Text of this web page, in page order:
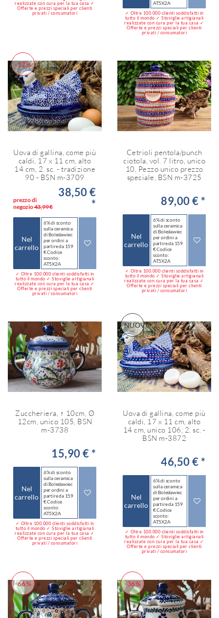
realizzate con cura per la tua casa ✓
Offerte e prezzi speciali per clienti
privati / consumatori
AT5X2A
✓ Oltre 100.000 clienti soddisfatti in
tutto il mondo ✓ Stoviglie artigianali
realizzate con cura per la tua casa ✓
Offerte e prezzi speciali per clienti
privati / consumatori
-12%
Uova di gallina, come più
caldi, 17 x 11 cm, alto
14 cm, 2. sc. - tradizione
90 - BSN m-3709
prezzo di
negozio43,99 €
38,50 €
*
Nel
carrello
6% di sconto
sulla ceramica
di Bolesławiec
per ordini a
partire da 159
€ Codice
sconto:
AT5X2A
✓ Oltre 100.000 clienti soddisfatti in
tutto il mondo ✓ Stoviglie artigianali
realizzate con cura per la tua casa ✓
Offerte e prezzi speciali per clienti
privati / consumatori
Cetrioli pentola/punch
ciotola, vol. 7 litro, unico
10, Pezzo unico prezzo
speciale, BSN m-3725
89,00 € *
Nel
carrello
6% di sconto
sulla ceramica
di Bolesławiec
per ordini a
partire da 159
€ Codice
sconto:
AT5X2A
✓ Oltre 100.000 clienti soddisfatti in
tutto il mondo ✓ Stoviglie artigianali
realizzate con cura per la tua casa ✓
Offerte e prezzi speciali per clienti
privati / consumatori
Zuccheriera, ↑ 10cm, Ø
12cm, unico 105, BSN
m-3738
15,90 € *
Nel
carrello
6% di sconto
sulla ceramica
di Bolesławiec
per ordini a
partire da 159
€ Codice
sconto:
AT5X2A
✓ Oltre 100.000 clienti soddisfatti in
tutto il mondo ✓ Stoviglie artigianali
realizzate con cura per la tua casa ✓
Offerte e prezzi speciali per clienti
privati / consumatori
NUOVO
Uova di gallina, come più
caldi, 17 x 11 cm, alto
14 cm, unico 106, 2. sc. -
BSN m-3872
46,50 € *
Nel
carrello
6% di sconto
sulla ceramica
di Bolesławiec
per ordini a
partire da 159
€ Codice
sconto:
AT5X2A
✓ Oltre 100.000 clienti soddisfatti in
tutto il mondo ✓ Stoviglie artigianali
realizzate con cura per la tua casa ✓
Offerte e prezzi speciali per clienti
privati / consumatori
-66% -36%